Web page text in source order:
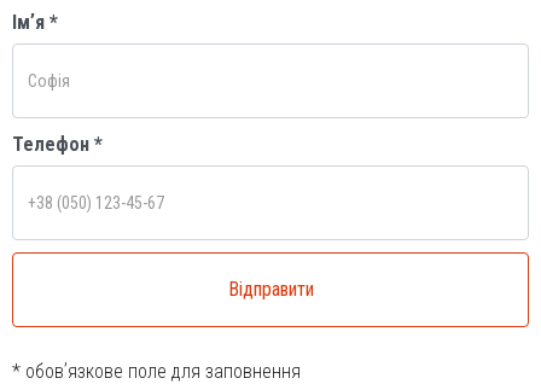
Імʼя *
Телефон *
* обовʼязкове поле для заповнення